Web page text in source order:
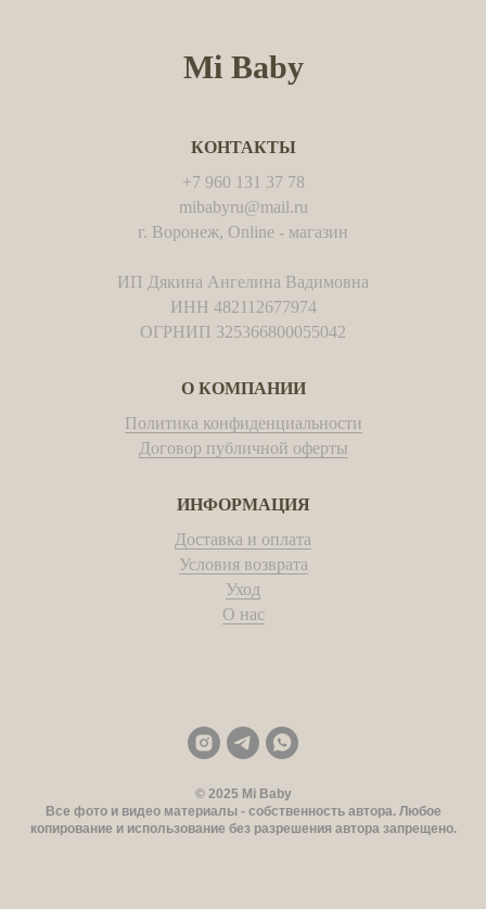
Mi Baby
КОНТАКТЫ
+7 960 131 37 78
mibabyru@mail.ru
г. Воронеж, Online - магазин
ИП Дякина Ангелина Вадимовна
ИНН 482112677974
ОГРНИП 325366800055042
О КОМПАНИИ
Политика конфиденциальности
Договор публичной оферты
ИНФОРМАЦИЯ
Доставка и оплата
Условия возврата
Уход
О наc
© 2025 Mi Baby
Все фото и видео материалы - собственность автора. Любое
копирование и использование без разрешения автора запрещено.